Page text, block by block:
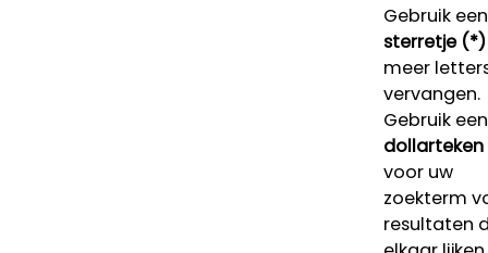
Gebruik een
sterretje (*)
meer
vervangen.
Gebruik een
voor uw
zoekterm
resultaten